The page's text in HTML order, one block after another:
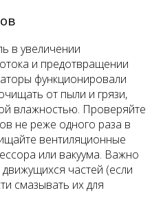
в увеличении
и предотвращении
функционировали
от пыли и грязи,
влажностью. Проверяйте
не реже одного раза в
вентиляционные
или вакуума. Важно
частей (если
смазывать их для